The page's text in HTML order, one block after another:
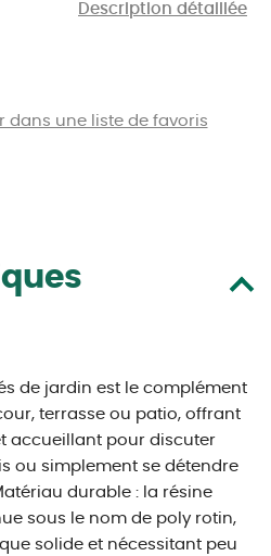
Description détaillée
de jardin est le complément
terrasse ou patio, offrant
accueillant pour discuter
ou simplement se détendre
durable : la résine
sous le nom de poly rotin,
solide et nécessitant peu
dans une liste de favoris